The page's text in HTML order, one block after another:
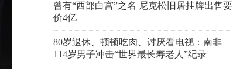
曾有“西部白宫”之名 尼克松旧居挂牌出售要
价4亿
80岁退休、顿顿吃肉、讨厌看电视：南非
114岁男子冲击“世界最长寿老人”纪录